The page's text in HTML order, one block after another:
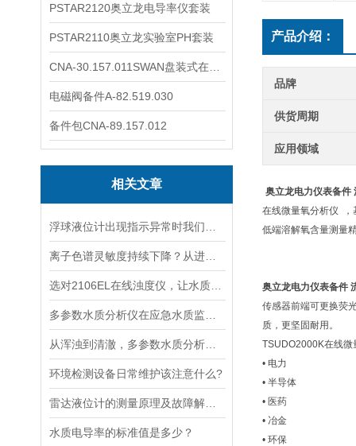
PSTAR2120奥立龙电导率仪套装
PSTAR2110奥立龙实验室PH套装
电磁阀备件A-82.519.030
备件包CNA-89.157.012
相关文章
环境检测设备日常维护该注意什么?
水质电导率的标准值是多少？
产品介绍：
品牌
供货周期
应用领域
奥立龙电力仪表备件
在线微量氧分析仪 ，
低端溶解氧含量测量
奥立龙电力仪表备件
传感器前端可更换荧
质，更坚固耐用。
TSUDO2000K在线微
• 电力
• 半导体
• 医药
• 冶金
• 环保